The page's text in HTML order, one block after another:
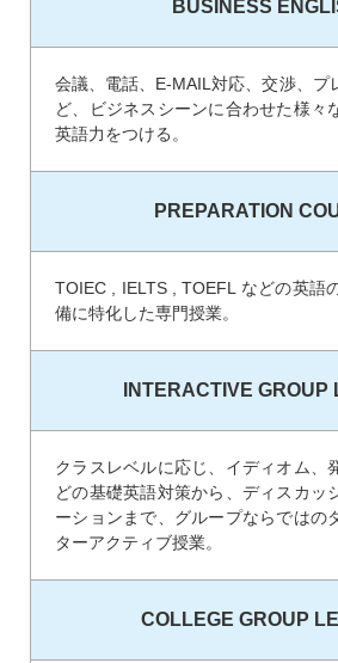
BUSINESS
会議、電話、E-MAIL対応、交渉、プ
ど、ビジネスシーンに合わせた様々
英語力をつける。
PREPARATION
TOIEC , IELTS , TOEFL などの英語
備に特化した専門授業。
INTERACTIVE GROUP
クラスレベルに応じ、イディオム、
どの基礎英語対策から、ディスカッ
ーションまで、グループならではの
ターアクティブ授業。
COLLEGE GROUP